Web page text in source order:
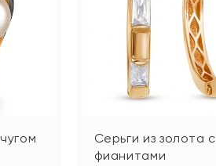
Серьги из золота с
фианитами